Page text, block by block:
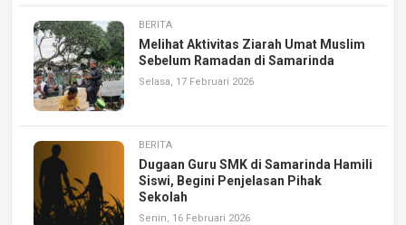
BERITA
Melihat Aktivitas Ziarah Umat Muslim
Sebelum Ramadan di Samarinda
Selasa, 17 Februari 2026
BERITA
Dugaan Guru SMK di Samarinda Hamili
Siswi, Begini Penjelasan Pihak
Sekolah
Senin, 16 Februari 2026